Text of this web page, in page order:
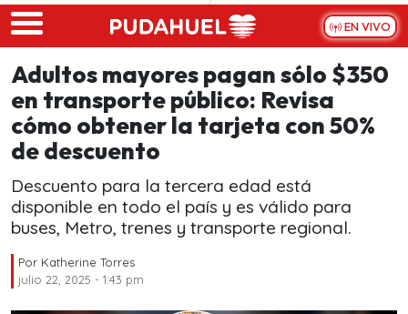
Skip to main content
EN VIVO
Adultos mayores pagan sólo $350
en transporte público: Revisa
cómo obtener la tarjeta con 50%
de descuento
Descuento para la tercera edad está
disponible en todo el país y es válido para
buses, Metro, trenes y transporte regional.
Por Katherine Torres
julio 22, 2025 - 1:43 pm